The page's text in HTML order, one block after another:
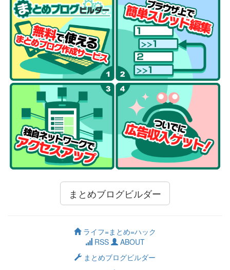
まとめブログビルダー
ライフ=まとめ=ハック
RSS
ABOUT
まとめブログビルダー